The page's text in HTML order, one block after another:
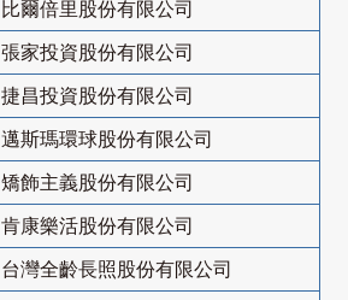
比爾倍里股份有限公司
張家投資股份有限公司
捷昌投資股份有限公司
邁斯瑪環球股份有限公司
矯飾主義股份有限公司
肯康樂活股份有限公司
台灣全齡長照股份有限公司